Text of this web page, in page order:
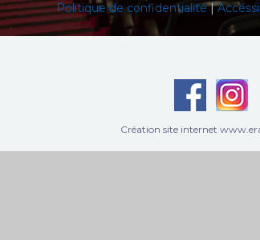
Politique de confidentialité|
Création site internet